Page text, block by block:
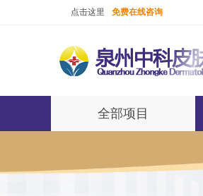
点击这里 免费在线咨询
全部项目